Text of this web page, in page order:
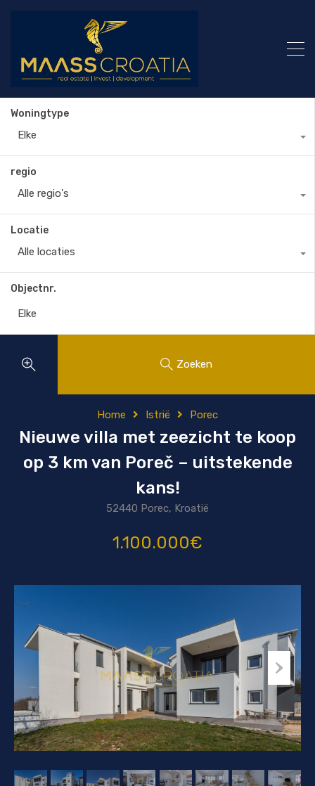
Woningtype
Elke
regio
Alle regio's
Locatie
Alle locaties
Objectnr.
Zoeken
Home Istrië Porec
Nieuwe villa met zeezicht te koop
op 3 km van Poreč – uitstekende
kans!
52440 Porec, Kroatië
1.100.000€